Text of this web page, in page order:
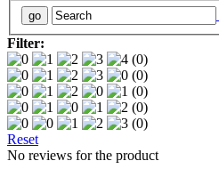
Filter:
(0)
(0)
(0)
(0)
(0)
Reset
No reviews for the product